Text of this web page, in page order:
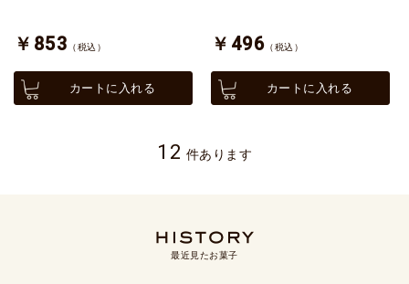
￥853 （税込）
カートに入れる
￥496 （税込）
カートに入れる
12 件あります
最近見たお菓子